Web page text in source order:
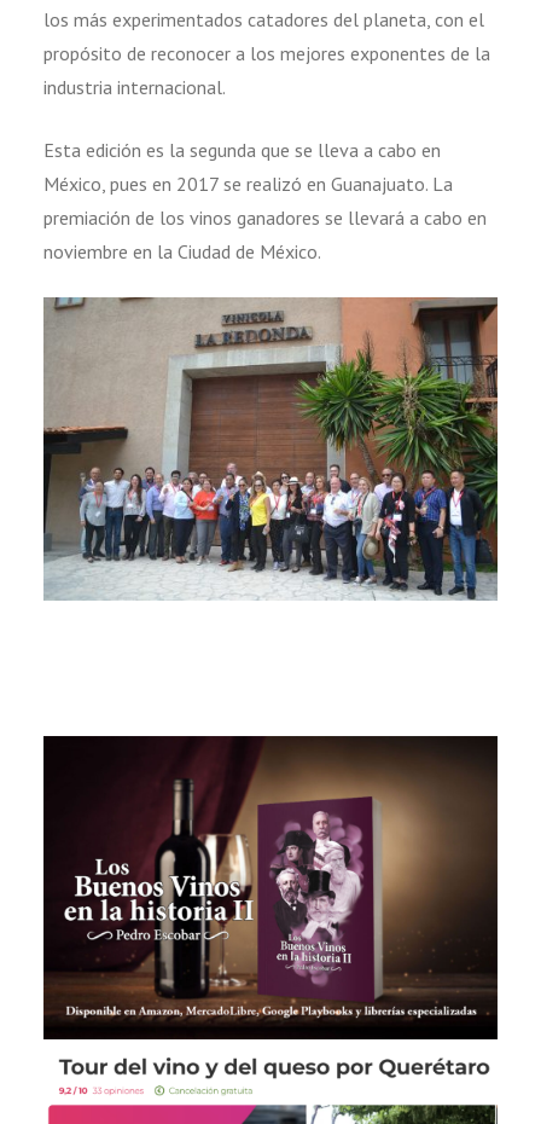
los más experimentados catadores del planeta, con el
propósito de reconocer a los mejores exponentes de la
industria internacional.
Esta edición es la segunda que se lleva a cabo en
México, pues en 2017 se realizó en Guanajuato. La
premiación de los vinos ganadores se llevará a cabo en
noviembre en la Ciudad de México.